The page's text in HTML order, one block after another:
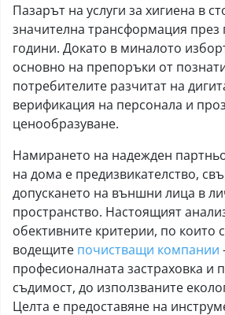
Пазарът на услуги за хигиена в
значителна трансформация през
години. Докато в миналото
основно на препоръки от
потребителите разчитат на
верификация на персонала и
ценообразуване.
Намирането на надежден
на дома е предизвикателство,
допускането на външни лица в
пространство. Настоящият
обективните критерии, по които
водещите почистващи компании
професионалната застраховка и
съдимост, до използваните
Целта е предоставяне на